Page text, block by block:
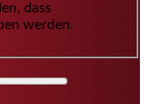
dass
werden.